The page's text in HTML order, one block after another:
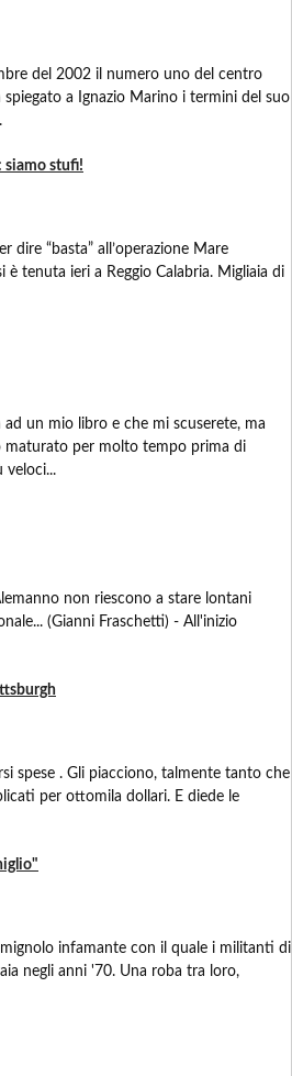
del 2002 il numero uno del centro
a Ignazio Marino i termini del suo
siamo stufi!
“basta” all’operazione Mare
è tenuta ieri a Reggio Calabria. Migliaia di
un mio libro e che mi scuserete, ma
maturato per molto tempo prima di
veloci...
non riescono a stare lontani
(Gianni Fraschetti) - All'inizio
spese . Gli piacciono, talmente tanto che
per ottomila dollari. E diede le
infamante con il quale i militanti di
negli anni '70. Una roba tra loro,